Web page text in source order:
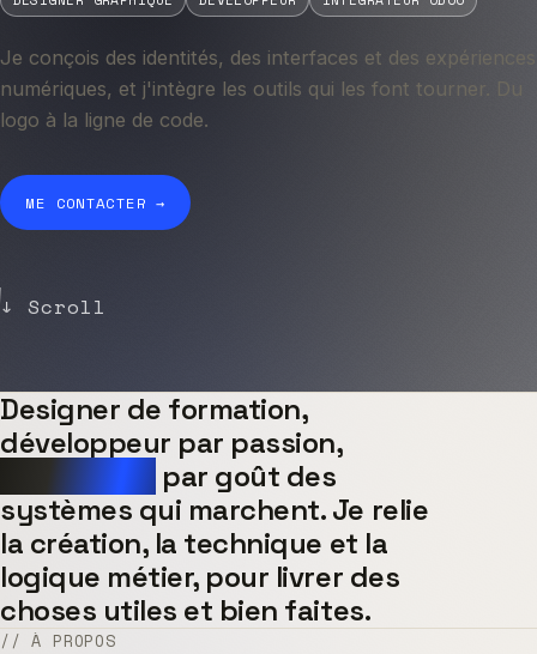
Je conçois des identités, des interfaces et des expériences
numériques, et j'intègre les outils qui les font tourner. Du
logo à la ligne de code.
ME CONTACTER →
↓ Scroll
Designer de formation,
développeur par passion,
par goût des
systèmes qui marchent. Je relie
la création, la technique et la
logique métier, pour livrer des
choses utiles et bien faites.
// À PROPOS